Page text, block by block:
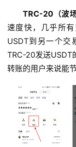
TRC-20（波场
速度快，几乎所
USDT到另一个交
TRC-20发送USDT
转账的用户来说能